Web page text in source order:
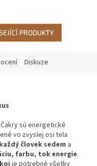
PRODUKTY
Diskuze
Čakry sú energetické
vo zvyslej osi tela
človek sedem a
farbu, tok energie.